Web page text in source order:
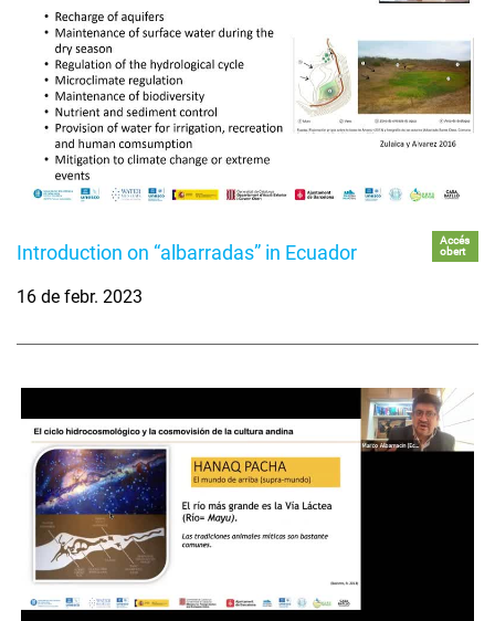
Introduction on “albarradas” in Ecuador
Accés
obert
16 de febr. 2023